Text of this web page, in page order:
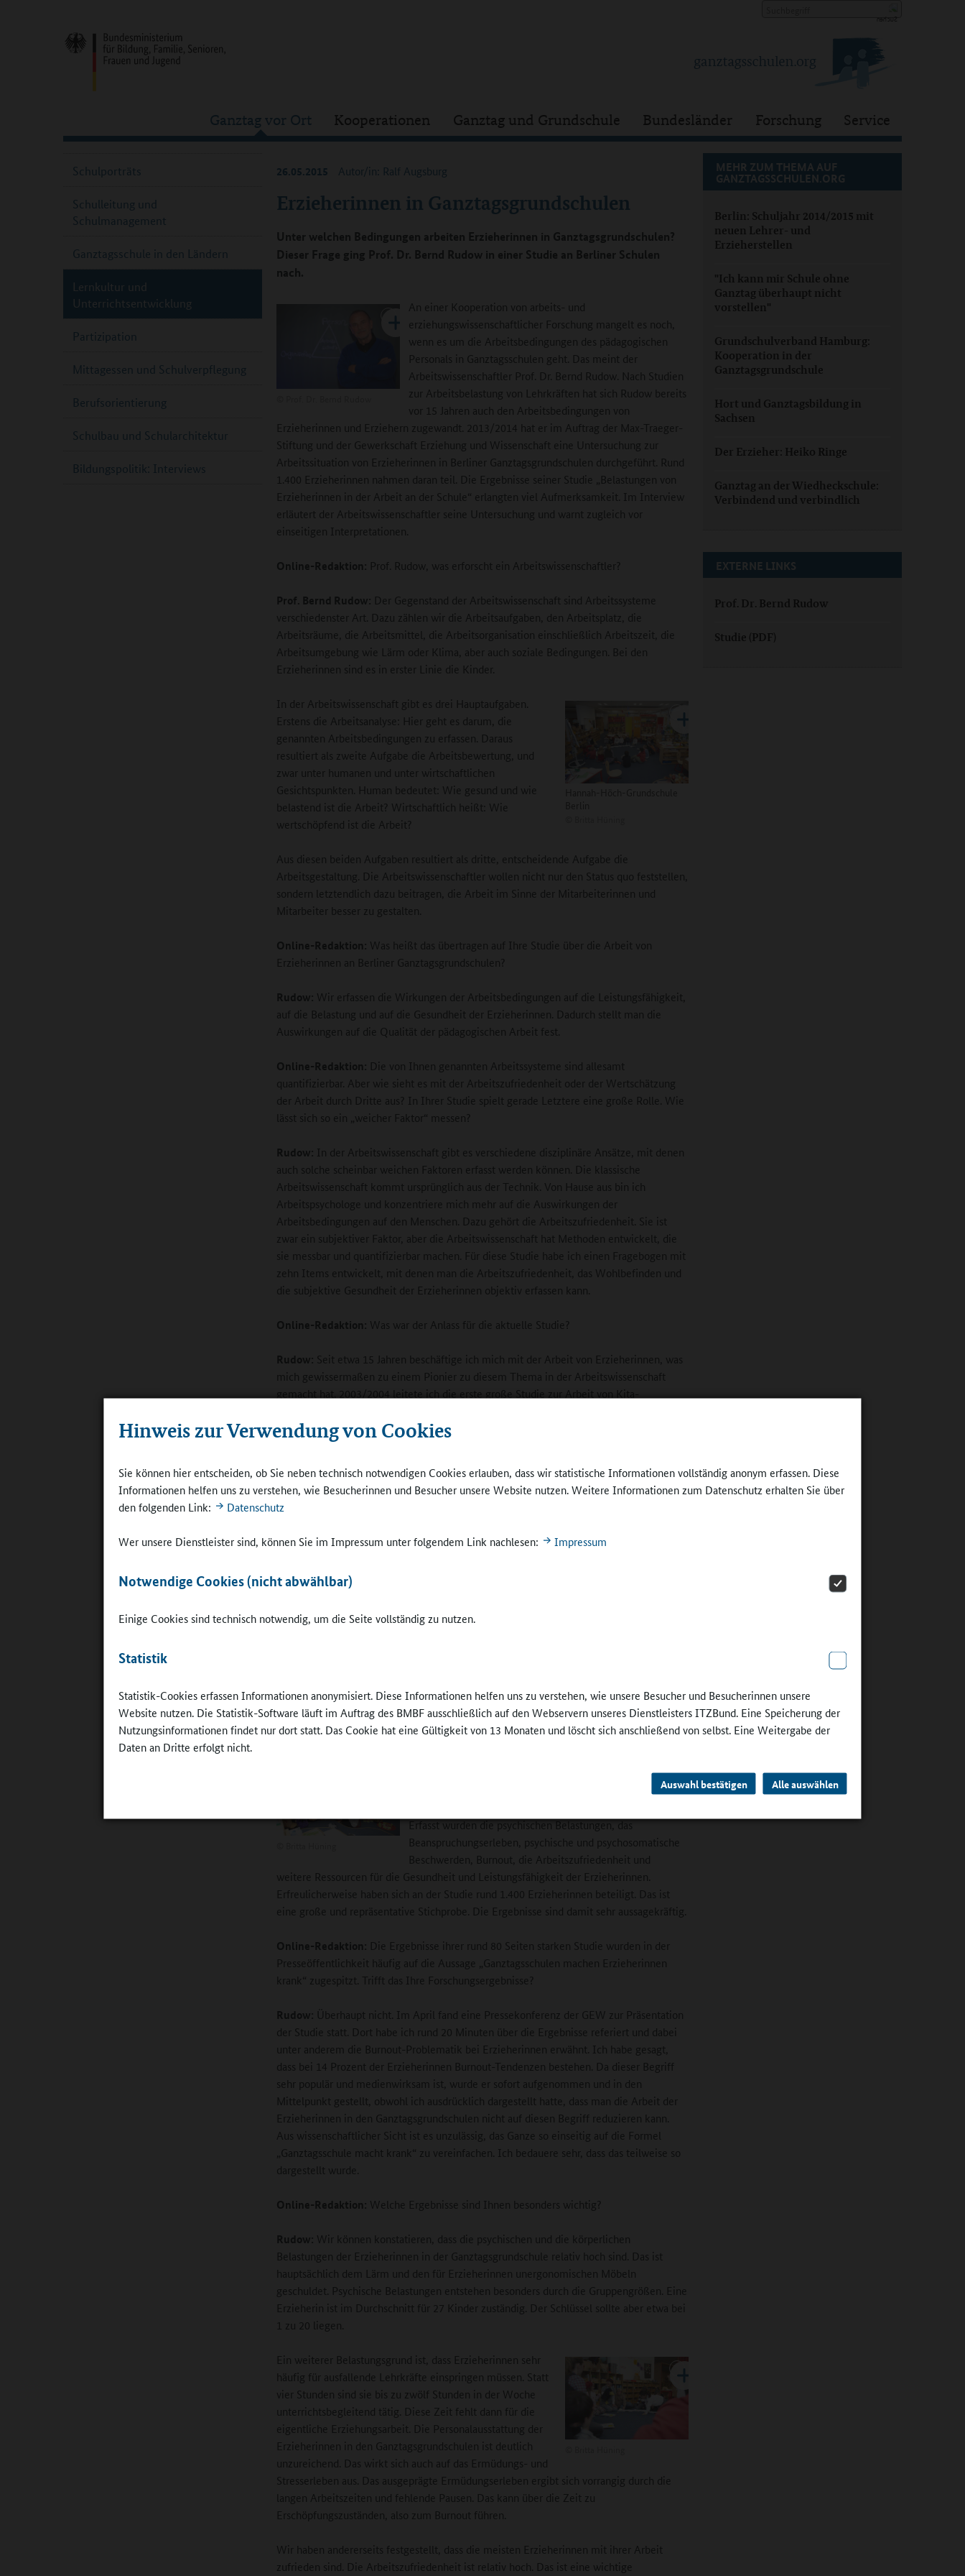
Hinweis zur Verwendung von Cookies
Sie können hier entscheiden, ob Sie neben technisch notwendigen Cookies erlauben, dass wir statistische Informationen vollständig anonym erfassen. Diese
Informationen helfen uns zu verstehen, wie Besucherinnen und Besucher unsere Website nutzen. Weitere Informationen zum Datenschutz erhalten Sie über
den folgenden Link:
Datenschutz
Wer unsere Dienstleister sind, können Sie im Impressum unter folgendem Link nachlesen: Impressum
Notwendige Cookies (nicht abwählbar)
Einige Cookies sind technisch notwendig, um die Seite vollständig zu nutzen.
Statistik
Statistik-Cookies erfassen Informationen anonymisiert. Diese Informationen helfen uns zu verstehen, wie unsere Besucher und Besucherinnen unsere
Website nutzen. Die Statistik-Software läuft im Auftrag des BMBF ausschließlich auf den Webservern unseres Dienstleisters ITZBund. Eine Speicherung der
Nutzungsinformationen findet nur dort statt. Das Cookie hat eine Gültigkeit von 13 Monaten und löscht sich anschließend von selbst. Eine Weitergabe der
Daten an Dritte erfolgt nicht.
Auswahl bestätigen Alle auswählen
Ganztag vor Ort Kooperationen Ganztag und Grundschule Bundesländer Forschung Service
Erzieherinnen in Ganztagsgrundschulen
26.05.2015 Autor/in: Ralf Augsburg
Unter welchen Bedingungen arbeiten Erzieherinnen in Ganztagsgrundschulen?
Dieser Frage ging Prof. Dr. Bernd Rudow in einer Studie an Berliner Schulen
nach.
An einer Kooperation von arbeits- und
erziehungswissenschaftlicher Forschung mangelt es noch,
wenn es um die Arbeitsbedingungen des pädagogischen
Personals in Ganztagsschulen geht. Das meint der
Arbeitswissenschaftler Prof. Dr. Bernd Rudow. Nach Studien
zur Arbeitsbelastung von Lehrkräften hat sich Rudow bereits
vor 15 Jahren auch den Arbeitsbedingungen von
Erzieherinnen und Erziehern zugewandt. 2013/2014 hat er im Auftrag der Max-Traeger-
Stiftung und der Gewerkschaft Erziehung und Wissenschaft eine Untersuchung zur
Arbeitssituation von Erzieherinnen in Berliner Ganztagsgrundschulen durchgeführt. Rund
1.400 Erzieherinnen nahmen daran teil. Die Ergebnisse seiner Studie „Belastungen von
Erzieherinnen in der Arbeit an der Schule“ erlangten viel Aufmerksamkeit. Im Interview
erläutert der Arbeitswissenschaftler seine Untersuchung und warnt zugleich vor
einseitigen Interpretationen.
Online-Redaktion: Prof. Rudow, was erforscht ein Arbeitswissenschaftler?
Prof. Bernd Rudow: Der Gegenstand der Arbeitswissenschaft sind Arbeitssysteme
verschiedenster Art. Dazu zählen wir die Arbeitsaufgaben, den Arbeitsplatz, die
Arbeitsräume, die Arbeitsmittel, die Arbeitsorganisation einschließlich Arbeitszeit, die
Arbeitsumgebung wie Lärm oder Klima, aber auch soziale Bedingungen. Bei den
Erzieherinnen sind es in erster Linie die Kinder.
In der Arbeitswissenschaft gibt es drei Hauptaufgaben.
Erstens die Arbeitsanalyse: Hier geht es darum, die
genannten Arbeitsbedingungen zu erfassen. Daraus
resultiert als zweite Aufgabe die Arbeitsbewertung, und
zwar unter humanen und unter wirtschaftlichen
Gesichtspunkten. Human bedeutet: Wie gesund und wie
belastend ist die Arbeit? Wirtschaftlich heißt: Wie
wertschöpfend ist die Arbeit?
Aus diesen beiden Aufgaben resultiert als dritte, entscheidende Aufgabe die
Arbeitsgestaltung. Die Arbeitswissenschaftler wollen nicht nur den Status quo feststellen,
sondern letztendlich dazu beitragen, die Arbeit im Sinne der Mitarbeiterinnen und
Mitarbeiter besser zu gestalten.
Online-Redaktion: Was heißt das übertragen auf Ihre Studie über die Arbeit von
Erzieherinnen an Berliner Ganztagsgrundschulen?
Rudow: Wir erfassen die Wirkungen der Arbeitsbedingungen auf die Leistungsfähigkeit,
auf die Belastung und auf die Gesundheit der Erzieherinnen. Dadurch stellt man die
Auswirkungen auf die Qualität der pädagogischen Arbeit fest.
Online-Redaktion: Die von Ihnen genannten Arbeitssysteme sind allesamt
quantifizierbar. Aber wie sieht es mit der Arbeitszufriedenheit oder der Wertschätzung
der Arbeit durch Dritte aus? In Ihrer Studie spielt gerade Letztere eine große Rolle. Wie
lässt sich so ein „weicher Faktor“ messen?
Rudow: In der Arbeitswissenschaft gibt es verschiedene disziplinäre Ansätze, mit denen
auch solche scheinbar weichen Faktoren erfasst werden können. Die klassische
Arbeitswissenschaft kommt ursprünglich aus der Technik. Von Hause aus bin ich
Arbeitspsychologe und konzentriere mich mehr auf die Auswirkungen der
Arbeitsbedingungen auf den Menschen. Dazu gehört die Arbeitszufriedenheit. Sie ist
zwar ein subjektiver Faktor, aber die Arbeitswissenschaft hat Methoden entwickelt, die
sie messbar und quantifizierbar machen. Für diese Studie habe ich einen Fragebogen mit
zehn Items entwickelt, mit denen man die Arbeitszufriedenheit, das Wohlbefinden und
die subjektive Gesundheit der Erzieherinnen objektiv erfassen kann.
Online-Redaktion: Was war der Anlass für die aktuelle Studie?
Rudow:
Seit etwa 15 Jahren beschäftige ich mich mit der Arbeit von Erzieherinnen, was
mich gewissermaßen zu einem Pionier zu diesem Thema in der Arbeitswissenschaft
gemacht hat. 2003/2004 leitete ich die erste große Studie zur Arbeit von Kita-
Anhalt beteiligt waren. Eine zweite große Studie zur Arbeit von Erzieherinnen habe ich
von 2005 bis 2007 durchgeführt. In beiden Projekten arbeitete ich vor allem mit der
2011 entstand dann die Idee, gemeinsam eine weitere größere Studie über
Erzieherinnen in Ganztagsgrundschulen durchzuführen. Wir haben uns dabei auf Berlin
progressiv hinsichtlich der Zusammenarbeit von Erzieherinnen und Lehrkräften ist.
Online-Redaktion:
Rudow: Meine Aufgabe bestand darin, entsprechende Methoden für die Diagnostik der
Interviews mit den Erzieherinnen. Diesen Schritt bezeichnen wir als Pilotstudie, bei der
es darum ging, die Tätigkeit der Erzieherinnen im Wesentlichen kennenzulernen.
Methoden zur Erfassung der psychischen Belastungen der
Erzieherinnen und deren Auswirkungen, zum Beispiel
Erfasst wurden die psychischen Belastungen, das
Beanspruchungserleben, psychische und psychosomatische
Beschwerden, Burnout, die Arbeitszufriedenheit und
weitere Ressourcen für die Gesundheit und Leistungsfähigkeit der Erzieherinnen.
Erfreulicherweise haben sich an der Studie rund 1.400 Erzieherinnen beteiligt. Das ist
eine große und repräsentative Stichprobe. Die Ergebnisse sind damit sehr aussagekräftig.
Online-Redaktion: Die Ergebnisse ihrer rund 80 Seiten starken Studie wurden in der
Presseöffentlichkeit häufig auf die Aussage „Ganztagsschulen machen Erzieherinnen
krank“ zugespitzt. Trifft das Ihre Forschungsergebnisse?
Rudow: Überhaupt nicht. Im April fand eine Pressekonferenz der GEW zur Präsentation
der Studie statt. Dort habe ich rund 20 Minuten über die Ergebnisse referiert und dabei
unter anderem die Burnout-Problematik bei Erzieherinnen erwähnt. Ich habe gesagt,
dass bei 14 Prozent der Erzieherinnen Burnout-Tendenzen bestehen. Da dieser Begriff
sehr populär und medienwirksam ist, wurde er sofort aufgenommen und in den
Mittelpunkt gestellt, obwohl ich ausdrücklich dargestellt hatte, dass man die Arbeit der
Erzieherinnen in den Ganztagsgrundschulen nicht auf diesen Begriff reduzieren kann.
Aus wissenschaftlicher Sicht ist es unzulässig, das Ganze so einseitig auf die Formel
„Ganztagsschule macht krank“ zu vereinfachen. Ich bedauere sehr, dass das teilweise so
dargestellt wurde.
Online-Redaktion: Welche Ergebnisse sind Ihnen besonders wichtig?
Rudow: Wir können konstatieren, dass die psychischen und die körperlichen
Belastungen der Erzieherinnen in der Ganztagsgrundschule relativ hoch sind. Das ist
hauptsächlich dem Lärm und den für Erzieherinnen unergonomischen Möbeln
geschuldet. Psychische Belastungen entstehen besonders durch die Gruppengrößen. Eine
Erzieherin ist im Durchschnitt für 27 Kinder zuständig. Der Schlüssel sollte aber etwa bei
1 zu 20 liegen.
Ein weiterer Belastungsgrund ist, dass Erzieherinnen sehr
häufig für ausfallende Lehrkräfte einspringen müssen. Statt
vier Stunden sind sie bis zu zwölf Stunden in der Woche
unterrichtsbegleitend tätig. Diese Zeit fehlt dann für die
eigentliche Erziehungsarbeit. Die Personalausstattung der
Erzieherinnen in den Ganztagsgrundschulen ist deutlich
unzureichend. Das wirkt sich auch auf das Ermüdungs- und
Stresserleben aus. Das ausgeprägte Ermüdungserleben ergibt sich vorrangig durch die
langen Arbeitszeiten und fehlende Pausen. Das kann über die Zeit zu
Erschöpfungszuständen, also zum Burnout führen.
Wir haben andererseits festgestellt, dass die meisten Erzieherinnen mit ihrer Arbeit
zufrieden sind. Die Arbeitszufriedenheit ist relativ hoch. Das ist eine wichtige
MEHR ZUM THEMA AUF
GANZTAGSSCHULEN.ORG
Berlin: Schuljahr 2014/2015 mit
neuen Lehrer- und
Erzieherstellen
"Ich kann mir Schule ohne
Ganztag überhaupt nicht
vorstellen"
Grundschulverband Hamburg:
Kooperation in der
Ganztagsgrundschule
Hort und Ganztagsbildung in
Sachsen
Der Erzieher: Heiko Ringe
Ganztag an der Wiedheckschule:
Verbindend und verbindlich
EXTERNE LINKS
Prof. Dr. Bernd Rudow
Studie (PDF)
Schulporträts
Schulleitung und
Schulmanagement
Ganztagsschule in den Ländern
Lernkultur und
Unterrichtsentwicklung
Partizipation
Mittagessen und Schulverpflegung
Berufsorientierung
Schulbau und Schularchitektur
Bildungspolitik: Interviews